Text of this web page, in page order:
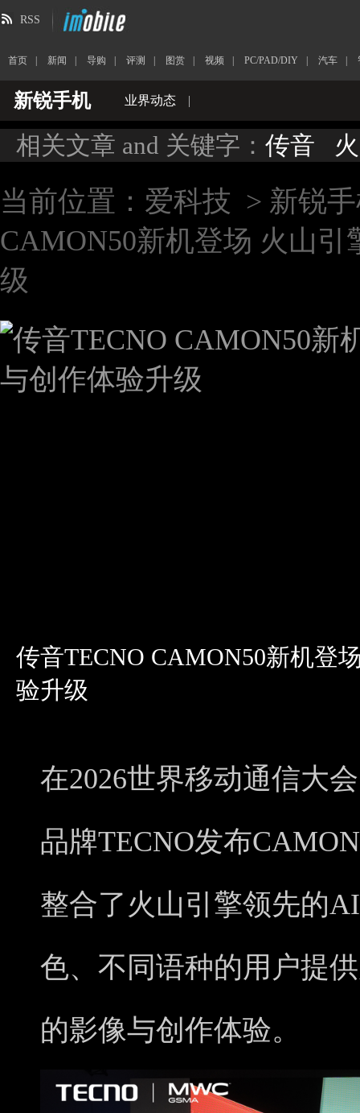
RSS
首页 新闻 导购 评测 图赏 视频 PC/PAD/DIY 汽车
新锐手机 业界动态 |
相关文章 and 关键字： 传音
当前位置： 爱科技 > 新锐
CAMON50新机登场 火山
级
传音TECNO CAMON50新机登
验升级
在2026世界移动通信大
品牌TECNO发布
整合了火山引擎领先的
色、不同语种的用户提
的影像与创作体验。